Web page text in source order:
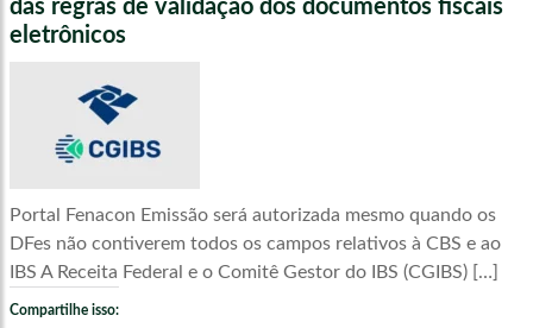
das regras de validação dos documentos fiscais
eletrônicos
Portal Fenacon Emissão será autorizada mesmo quando os
DFes não contiverem todos os campos relativos à CBS e ao
IBS A Receita Federal e o Comitê Gestor do IBS (CGIBS) […]
Compartilhe isso: